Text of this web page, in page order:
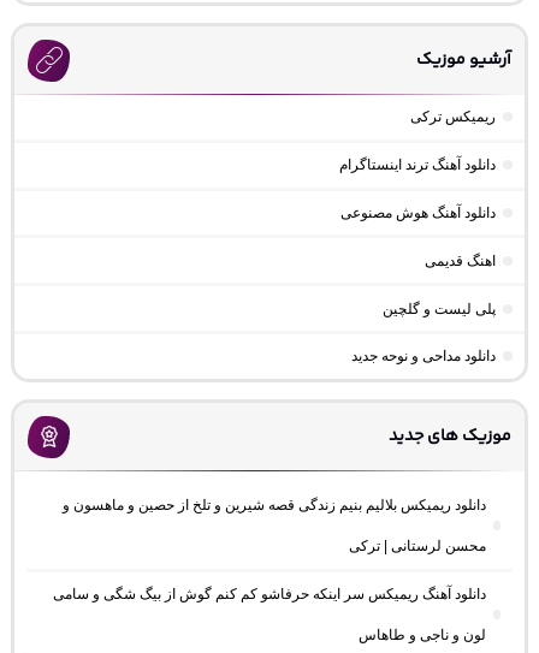
آرشیو موزیک
ریمیکس ترکی
دانلود آهنگ ترند اینستاگرام
دانلود آهنگ هوش مصنوعی
اهنگ قدیمی
پلی لیست و گلچین
دانلود مداحی و نوحه جدید
موزیک های جدید
دانلود ریمیکس بلالیم بنیم زندگی قصه شیرین و تلخ از حصین و ماهسون و
محسن لرستانی | ترکی
دانلود آهنگ ریمیکس سر اینکه حرفاشو کم کنم گوش از بیگ شگی و سامی
لون و ناجی و طاهاس